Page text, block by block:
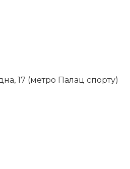
17 (метро Палац спорту)